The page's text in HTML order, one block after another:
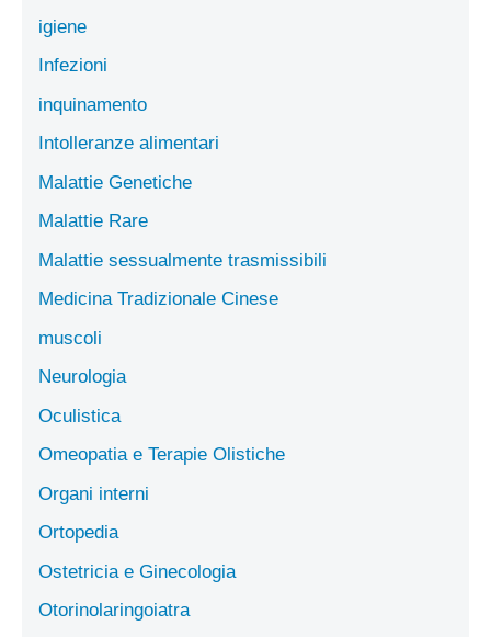
igiene
Infezioni
inquinamento
Intolleranze alimentari
Malattie Genetiche
Malattie Rare
Malattie sessualmente trasmissibili
Medicina Tradizionale Cinese
muscoli
Neurologia
Oculistica
Omeopatia e Terapie Olistiche
Organi interni
Ortopedia
Ostetricia e Ginecologia
Otorinolaringoiatra